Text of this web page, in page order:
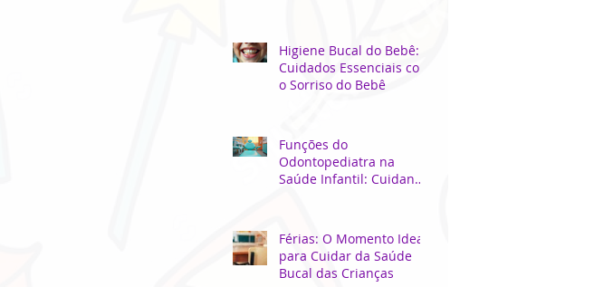
Higiene Bucal do Bebê:
Cuidados Essenciais com
o Sorriso do Bebê
Funções do
Odontopediatra na
Saúde Infantil: Cuidando
Férias: O Momento Ideal
para Cuidar da Saúde
Bucal das Crianças